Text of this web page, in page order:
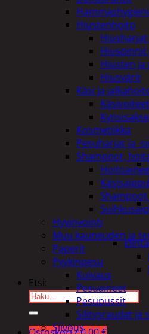
Etsi:
Hiustenhoito
Hiuspinnit
Hiusten
Hiusvärit
Käsi ja
Kosmetiikka
Pesuharjat ja -
Shampoot,
Shampoot
Hyvinvointi
Muu kauneuden ja
Paperit
Pyykinpesu
Kuivaus
Pesuaineet
Pesupussit
Silitysraudat ja
Siivous